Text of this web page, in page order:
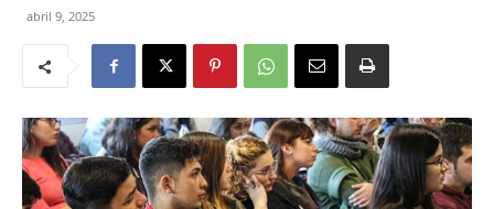
abril 9, 2025